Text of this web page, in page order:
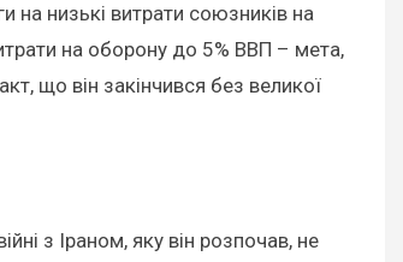
на низькі витрати союзників на
на оборону до 5% ВВП – мета,
що він закінчився без великої
з Іраном, яку він розпочав, не